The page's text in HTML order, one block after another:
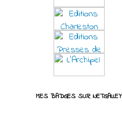
MES BADGES SUR NETGALLEY